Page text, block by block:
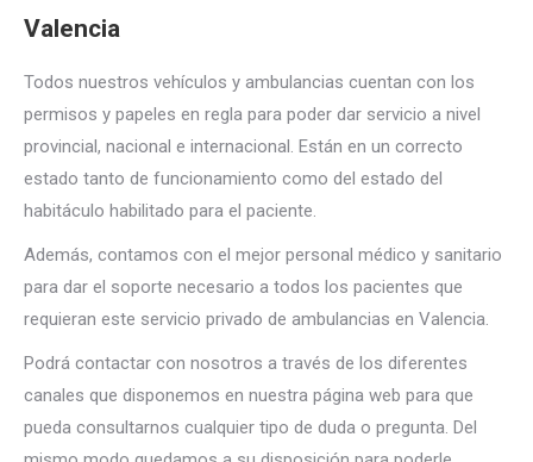
Valencia
Todos nuestros vehículos y ambulancias cuentan con los
permisos y papeles en regla para poder dar servicio a nivel
provincial, nacional e internacional. Están en un correcto
estado tanto de funcionamiento como del estado del
habitáculo habilitado para el paciente.
Además, contamos con el mejor personal médico y sanitario
para dar el soporte necesario a todos los pacientes que
requieran este servicio privado de ambulancias en Valencia.
Podrá contactar con nosotros a través de los diferentes
canales que disponemos en nuestra página web para que
pueda consultarnos cualquier tipo de duda o pregunta. Del